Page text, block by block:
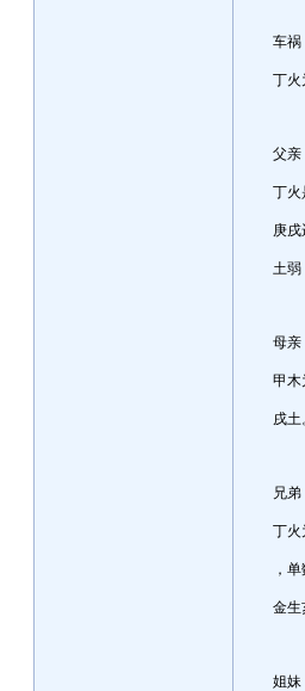
车祸
丁火
父亲
丁火
庚
土弱
母亲
甲木
戌土
兄弟
丁火
，
金生
姐妹